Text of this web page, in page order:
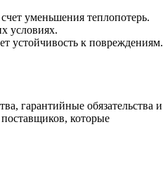
уменьшения теплопотерь.
условиях.
устойчивость к повреждениям.
гарантийные обязательства и
которые